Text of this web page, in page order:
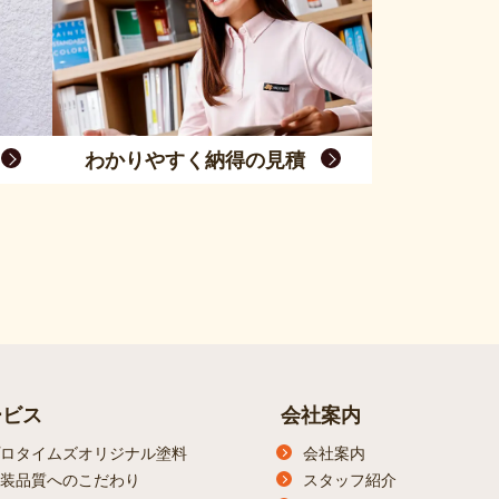
わかりやすく納得の見積
ス
タイムズオリジナル塗料
品質へのこだわり
会社案内
会社案内
スタッフ紹介